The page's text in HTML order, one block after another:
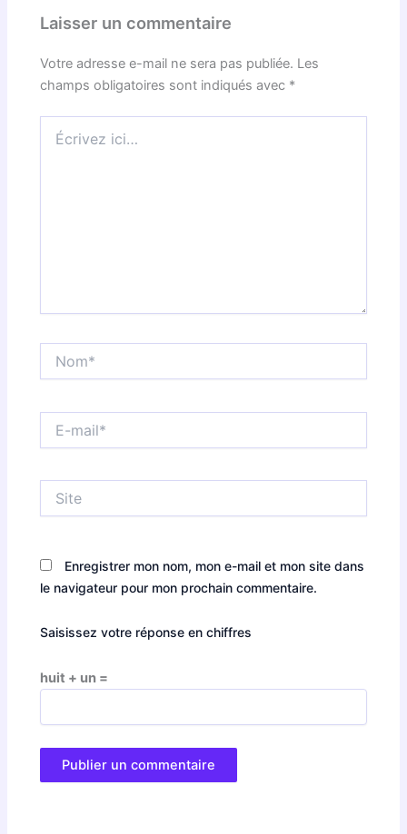
Laisser un commentaire
Votre adresse e-mail ne sera pas publiée. Les
champs obligatoires sont indiqués avec *
ici…
mail*
Enregistrer mon nom, mon e-mail et mon site dans
le navigateur pour mon prochain commentaire.
Saisissez votre réponse en chiffres
huit + un =